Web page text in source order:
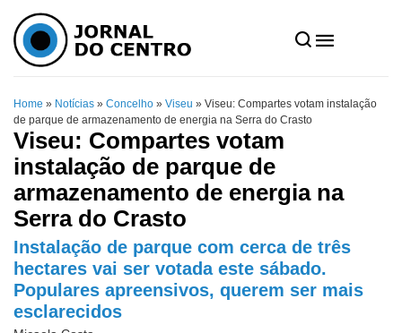
Home » Notícias » Concelho » Viseu » Viseu: Compartes votam instalação
de parque de armazenamento de energia na Serra do Crasto
Viseu: Compartes votam
instalação de parque de
armazenamento de energia na
Serra do Crasto
Instalação de parque com cerca de três
hectares vai ser votada este sábado.
Populares apreensivos, querem ser mais
esclarecidos